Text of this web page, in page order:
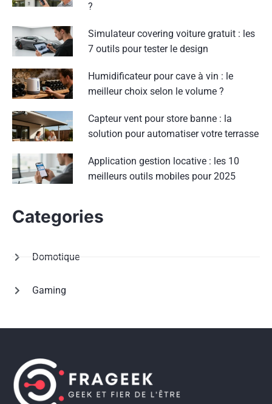
?
Simulateur covering voiture gratuit : les
7 outils pour tester le design
Humidificateur pour cave à vin : le
meilleur choix selon le volume ?
Capteur vent pour store banne : la
solution pour automatiser votre terrasse
Application gestion locative : les 10
meilleurs outils mobiles pour 2025
Categories
Domotique
Gaming